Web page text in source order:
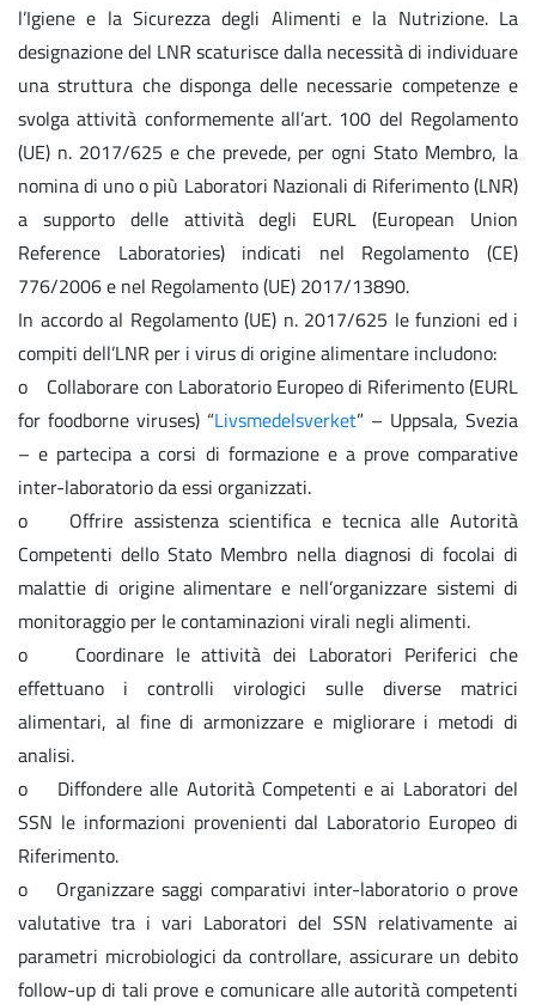
l’Igiene e la Sicurezza degli Alimenti e la Nutrizione. La
designazione del LNR scaturisce dalla necessità di individuare
una struttura che disponga delle necessarie competenze e
svolga attività conformemente all’art. 100 del Regolamento
(UE) n. 2017/625 e che prevede, per ogni Stato Membro, la
nomina di uno o più Laboratori Nazionali di Riferimento (LNR)
a supporto delle attività degli EURL (European Union
Reference Laboratories) indicati nel Regolamento (CE)
776/2006 e nel Regolamento (UE) 2017/13890.
In accordo al Regolamento (UE) n. 2017/625 le funzioni ed i
compiti dell’LNR per i virus di origine alimentare includono:
o Collaborare con Laboratorio Europeo di Riferimento (EURL
for foodborne viruses) “Livsmedelsverket” – Uppsala, Svezia
– e partecipa a corsi di formazione e a prove comparative
inter-laboratorio da essi organizzati.
o Offrire assistenza scientifica e tecnica alle Autorità
Competenti dello Stato Membro nella diagnosi di focolai di
malattie di origine alimentare e nell’organizzare sistemi di
monitoraggio per le contaminazioni virali negli alimenti.
o Coordinare le attività dei Laboratori Periferici che
effettuano i controlli virologici sulle diverse matrici
alimentari, al fine di armonizzare e migliorare i metodi di
analisi.
o Diffondere alle Autorità Competenti e ai Laboratori del
SSN le informazioni provenienti dal Laboratorio Europeo di
Riferimento.
o Organizzare saggi comparativi inter-laboratorio o prove
valutative tra i vari Laboratori del SSN relativamente ai
parametri microbiologici da controllare, assicurare un debito
follow-up di tali prove e comunicare alle autorità competenti